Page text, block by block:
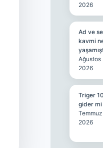
2026
Ad ve
kavmi
Ağustos
2026
Triger
gider mi
2026